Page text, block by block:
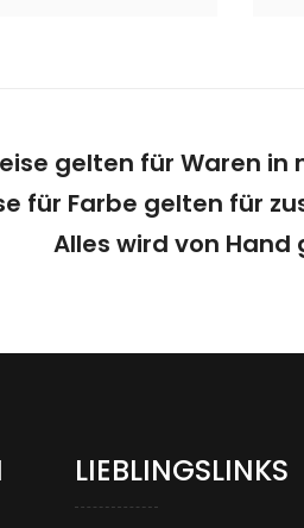
gelten für Waren in
für Farbe gelten für
Alles wird von Hand
LIEBLINGSLINKS